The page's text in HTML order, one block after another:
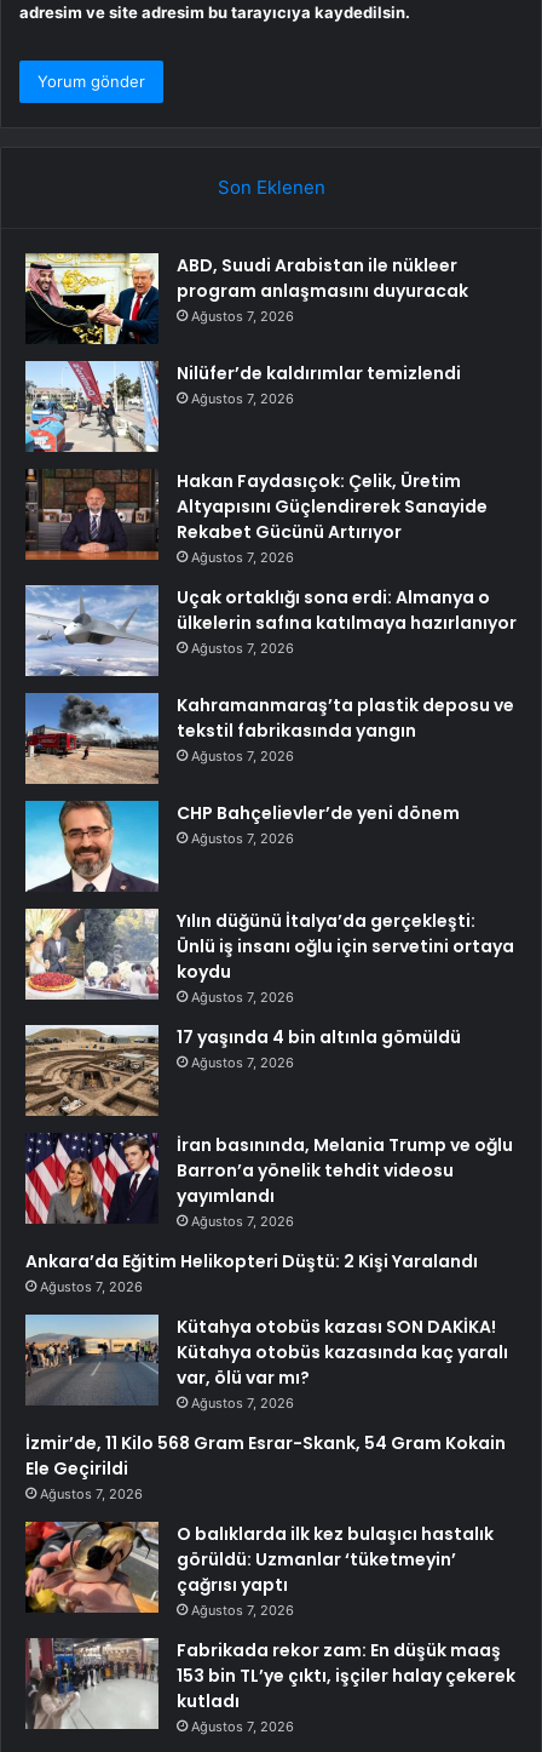
adresim ve site adresim bu tarayıcıya kaydedilsin.
Son Eklenen
ABD, Suudi Arabistan ile nükleer
program anlaşmasını duyuracak
Ağustos 7, 2026
Nilüfer’de kaldırımlar temizlendi
Ağustos 7, 2026
Hakan Faydasıçok: Çelik, Üretim
Altyapısını Güçlendirerek Sanayide
Rekabet Gücünü Artırıyor
Ağustos 7, 2026
Uçak ortaklığı sona erdi: Almanya o
ülkelerin safına katılmaya hazırlanıyor
Ağustos 7, 2026
Kahramanmaraş’ta plastik deposu ve
tekstil fabrikasında yangın
Ağustos 7, 2026
CHP Bahçelievler’de yeni dönem
Ağustos 7, 2026
Yılın düğünü İtalya’da gerçekleşti:
Ünlü iş insanı oğlu için servetini ortaya
koydu
Ağustos 7, 2026
17 yaşında 4 bin altınla gömüldü
Ağustos 7, 2026
İran basınında, Melania Trump ve oğlu
Barron’a yönelik tehdit videosu
yayımlandı
Ağustos 7, 2026
Ankara’da Eğitim Helikopteri Düştü: 2 Kişi Yaralandı
Ağustos 7, 2026
Kütahya otobüs kazası SON DAKİKA!
Kütahya otobüs kazasında kaç yaralı
var, ölü var mı?
Ağustos 7, 2026
İzmir’de, 11 Kilo 568 Gram Esrar-Skank, 54 Gram Kokain
Ele Geçirildi
Ağustos 7, 2026
O balıklarda ilk kez bulaşıcı hastalık
görüldü: Uzmanlar ‘tüketmeyin’
çağrısı yaptı
Ağustos 7, 2026
Fabrikada rekor zam: En düşük maaş
153 bin TL’ye çıktı, işçiler halay çekerek
kutladı
Ağustos 7, 2026